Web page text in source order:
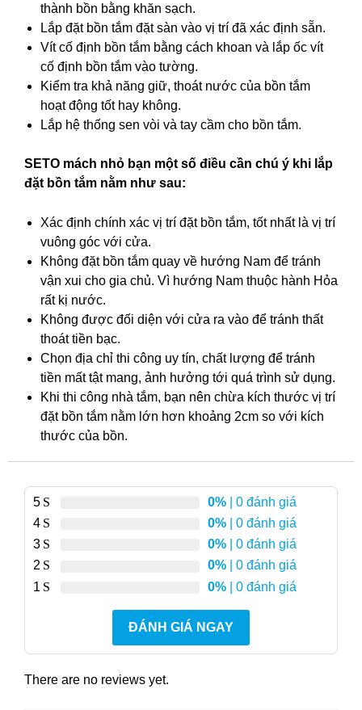
thành bồn bằng khăn sạch.
Lắp đặt bồn tắm đặt sàn vào vị trí đã xác định sẵn.
Vít cố định bồn tắm bằng cách khoan và lắp ốc vít
cố định bồn tắm vào tường.
Kiểm tra khả năng giữ, thoát nước của bồn tắm
hoạt động tốt hay không.
Lắp hệ thống sen vòi và tay cầm cho bồn tắm.
SETO mách nhỏ bạn một số điều cần chú ý khi lắp
đặt bồn tắm nằm như sau:
Xác định chính xác vị trí đặt bồn tắm, tốt nhất là vị trí
vuông góc với cửa.
Không đặt bồn tắm quay về hướng Nam để tránh
vận xui cho gia chủ. Vì hướng Nam thuộc hành Hỏa
rất kị nước.
Không được đối diện với cửa ra vào để tránh thất
thoát tiền bạc.
Chọn địa chỉ thi công uy tín, chất lượng để tránh
tiền mất tật mang, ảnh hưởng tới quá trình sử dụng.
Khi thi công nhà tắm, bạn nên chừa kích thước vị trí
đặt bồn tắm nằm lớn hơn khoảng 2cm so với kích
thước của bồn.
5 0% | 0 đánh giá
4
0% | 0 đánh giá
3
0% | 0 đánh giá
2
0% | 0 đánh giá
1
0% | 0 đánh giá
ĐÁNH GIÁ NGAY
There are no reviews yet.